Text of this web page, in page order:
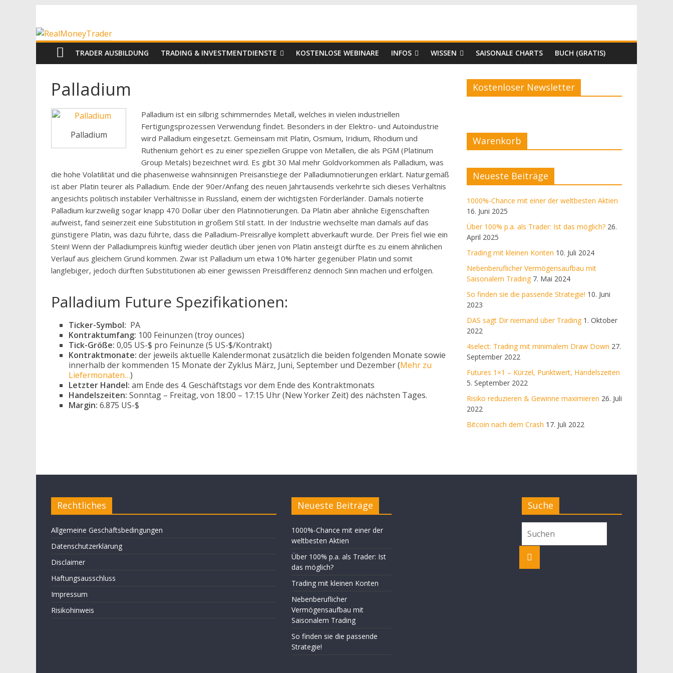
springen
RealMoneyTrader
Echtgeld-
Trading
TRADER AUSBILDUNG TRADING & INVESTMENTDIENSTE KOSTENLOSE WEBINARE INFOS WISSEN SAISONALE CHARTS BUCH (GRATIS)
Palladium
Palladium
Palladium ist ein silbrig schimmerndes Metall, welches in vielen industriellen
Fertigungsprozessen Verwendung findet. Besonders in der Elektro- und Autoindustrie
wird Palladium eingesetzt. Gemeinsam mit Platin, Osmium, Iridium, Rhodium und
Ruthenium gehört es zu einer speziellen Gruppe von Metallen, die als PGM (Platinum
Group Metals) bezeichnet wird. Es gibt 30 Mal mehr Goldvorkommen als Palladium, was
die hohe Volatilität und die phasenweise wahnsinnigen Preisanstiege der Palladiumnotierungen erklärt. Naturgemäß
ist aber Platin teurer als Palladium. Ende der 90er/Anfang des neuen Jahrtausends verkehrte sich dieses Verhältnis
angesichts politisch instabiler Verhältnisse in Russland, einem der wichtigsten Förderländer. Damals notierte
Palladium kurzweilig sogar knapp 470 Dollar über den Platinnotierungen. Da Platin aber ähnliche Eigenschaften
aufweist, fand seinerzeit eine Substitution in großem Stil statt. In der Industrie wechselte man damals auf das
günstigere Platin, was dazu führte, dass die Palladium-Preisrallye komplett abverkauft wurde. Der Preis fiel wie ein
Stein! Wenn der Palladiumpreis künftig wieder deutlich über jenen von Platin ansteigt dürfte es zu einem ähnlichen
Verlauf aus gleichem Grund kommen. Zwar ist Palladium um etwa 10% härter gegenüber Platin und somit
langlebiger, jedoch dürften Substitutionen ab einer gewissen Preisdifferenz dennoch Sinn machen und erfolgen.
Palladium Future Spezifikationen:
Ticker-Symbol: PA
Kontraktumfang: 100 Feinunzen (troy ounces)
Tick-Größe: 0,05 US-$ pro Feinunze (5 US-$/Kontrakt)
Kontraktmonate: der jeweils aktuelle Kalendermonat zusätzlich die beiden folgenden Monate sowie
innerhalb der kommenden 15 Monate der Zyklus März, Juni, September und Dezember (Mehr zu
Liefermonaten…)
Letzter Handel: am Ende des 4. Geschäftstags vor dem Ende des Kontraktmonats
Handelszeiten: Sonntag – Freitag, von 18:00 – 17:15 Uhr (New Yorker Zeit) des nächsten Tages.
Margin: 6.875 US-$
Kostenloser Newsletter
Warenkorb
Neueste Beiträge
1000%-Chance mit einer der weltbesten Aktien
16. Juni 2025
Über 100% p.a. als Trader: Ist das möglich? 26.
April 2025
Trading mit kleinen Konten 10. Juli 2024
Nebenberuflicher Vermögensaufbau mit
Saisonalem Trading 7. Mai 2024
So finden sie die passende Strategie! 10. Juni
2023
DAS sagt Dir niemand über Trading 1. Oktober
2022
4select: Trading mit minimalem Draw Down 27.
September 2022
Futures 1×1 – Kürzel, Punktwert, Handelszeiten
5. September 2022
Risiko reduzieren & Gewinne maximieren 26. Juli
2022
Bitcoin nach dem Crash 17. Juli 2022
Rechtliches
Allgemeine Geschäftsbedingungen
Datenschutzerklärung
Disclaimer
Haftungsausschluss
Impressum
Risikohinweis
Neueste Beiträge
1000%-Chance mit einer der
weltbesten Aktien
Über 100% p.a. als Trader: Ist
das möglich?
Trading mit kleinen Konten
Nebenberuflicher
Vermögensaufbau mit
Saisonalem Trading
So finden sie die passende
Strategie!
Suche